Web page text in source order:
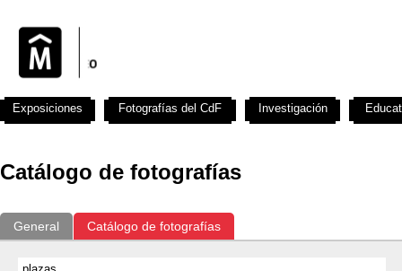
Catálogo de fotografías
General Catálogo de fotografías
Exposiciones Fotografías del CdF Investigación